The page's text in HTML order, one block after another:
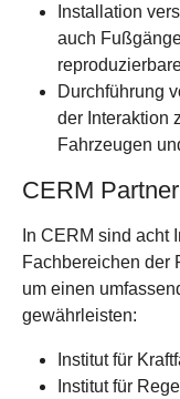
Installation
auch
Durchführung
der Interaktion
Fahrzeugen
CERM Partner
In CERM sind acht
Fachbereichen der
um einen
gewährleisten:
Institut für
Institut für